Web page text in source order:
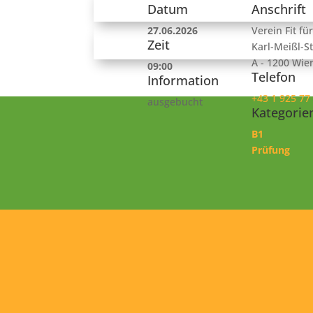
Datum
27.06.2026
Zeit
09:00
Information
ausgebucht
Anschrift
Verein Fit
Karl-Meißl-
A - 1200
Telefon
+43 1 925 77
B1
Prüfung